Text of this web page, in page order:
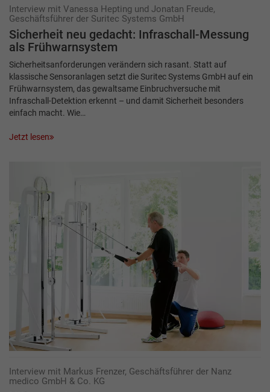
Interview mit Vanessa Hepting und Jonatan Freude,
Geschäftsführer der Suritec Systems GmbH
Sicherheit neu gedacht: Infraschall-Messung
als Frühwarnsystem
Sicherheitsanforderungen verändern sich rasant. Statt auf
klassische Sensoranlagen setzt die Suritec Systems GmbH auf ein
Frühwarnsystem, das gewaltsame Einbruchversuche mit
Infraschall-Detektion erkennt – und damit Sicherheit besonders
einfach macht. Wie…
Jetzt lesen
Interview mit Markus Frenzer, Geschäftsführer der Nanz
medico GmbH & Co. KG